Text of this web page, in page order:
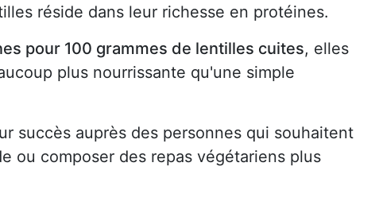
réside dans leur richesse en protéines.
pour 100 grammes de lentilles cuites, elles
plus nourrissante qu'une simple
succès auprès des personnes qui souhaitent
ou composer des repas végétariens plus